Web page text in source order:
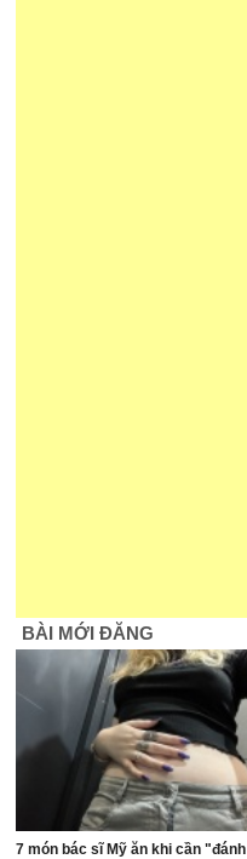
BÀI MỚI ĐĂNG
7 món bác sĩ Mỹ ăn khi cần "đánh